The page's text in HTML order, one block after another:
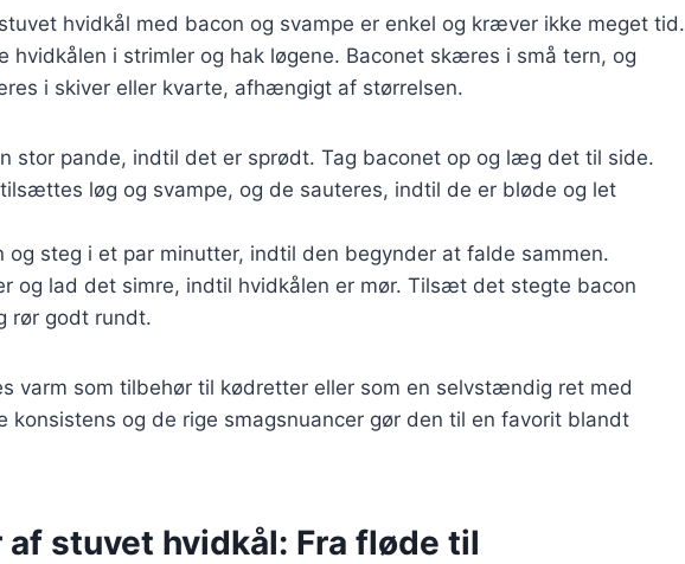
hvidkål med bacon og svampe er enkel og kræver ikke meget tid.
hvidkålen i strimler og hak løgene. Baconet skæres i små tern, og
i skiver eller kvarte, afhængigt af størrelsen.
stor pande, indtil det er sprødt. Tag baconet op og læg det til side.
løg og svampe, og de sauteres, indtil de er bløde og let
steg i et par minutter, indtil den begynder at falde sammen.
og lad det simre, indtil hvidkålen er mør. Tilsæt det stegte bacon
rør godt rundt.
varm som tilbehør til kødretter eller som en selvstændig ret med
konsistens og de rige smagsnuancer gør den til en favorit blandt
stuvet hvidkål: Fra fløde til